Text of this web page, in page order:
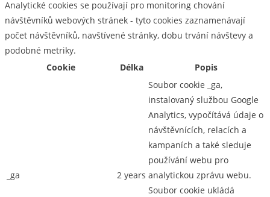
Analytické cookies se používají pro monitoring chování
návštěvníků webových stránek - tyto cookies zaznamenávají
počet návštěvníků, navštívené stránky, dobu trvání návštevy a
podobné metriky.
Cookie
Délka Popis
_ga 2 years
Soubor cookie _ga,
instalovaný službou Google
Analytics, vypočítává údaje o
návštěvnících, relacích a
kampaních a také sleduje
používání webu pro
analytickou zprávu webu.
Soubor cookie ukládá